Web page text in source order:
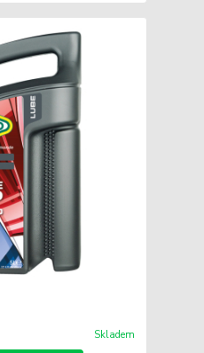
Skladem